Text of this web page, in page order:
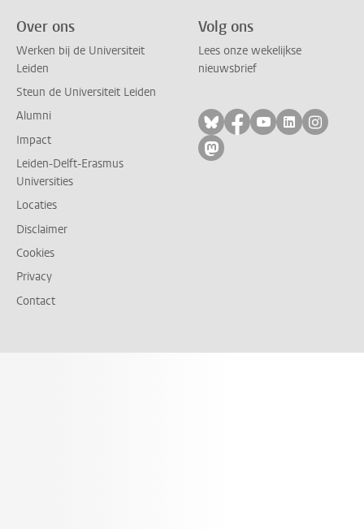
Over ons
Werken bij de Universiteit
Leiden
Steun de Universiteit Leiden
Alumni
Impact
Leiden-Delft-Erasmus
Universities
Locaties
Disclaimer
Cookies
Privacy
Contact
Volg ons
Lees onze wekelijkse
nieuwsbrief
Volg ons op bluesky
Volg ons op
Volg ons op
Volg ons
Volg
Volg ons op mastodon